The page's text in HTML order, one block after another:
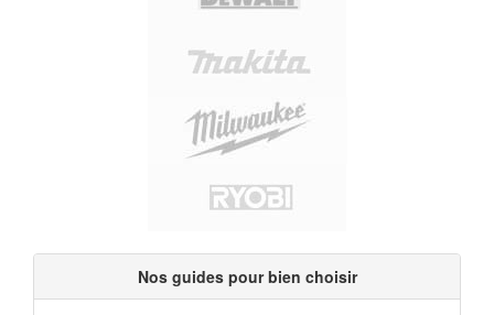
Nos guides pour bien choisir